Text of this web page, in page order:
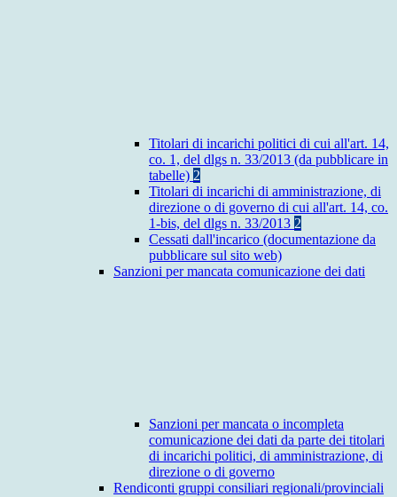
Titolari di incarichi politici di cui all'art. 14,
co. 1, del dlgs n. 33/2013 (da pubblicare in
tabelle) 2
Titolari di incarichi di amministrazione, di
direzione o di governo di cui all'art. 14, co.
1-bis, del dlgs n. 33/2013 2
Cessati dall'incarico (documentazione da
pubblicare sul sito web)
Sanzioni per mancata comunicazione dei dati
Sanzioni per mancata o incompleta
comunicazione dei dati da parte dei titolari
di incarichi politici, di amministrazione, di
direzione o di governo
Rendiconti gruppi consiliari regionali/provinciali